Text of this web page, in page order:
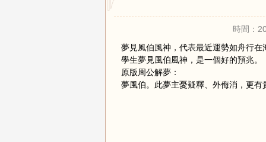
時間：
夢見風伯風神，代表最近運勢如舟行在
學生夢見風伯風神，是一個好的預兆。
原版周公解夢：
夢風伯。此夢主憂疑釋、外侮消，更